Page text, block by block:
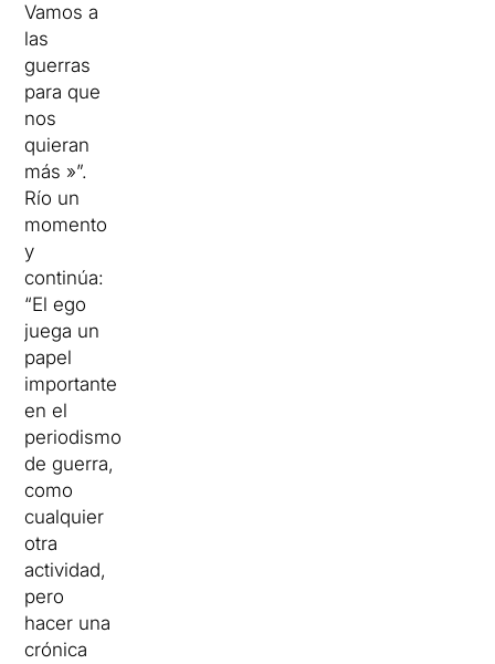
Vamos a
las
guerras
para que
nos
quieran
más »”.
Río un
momento
y
continúa:
“El ego
juega un
papel
importante
en el
periodismo
de guerra,
como
cualquier
otra
actividad,
pero
hacer una
crónica